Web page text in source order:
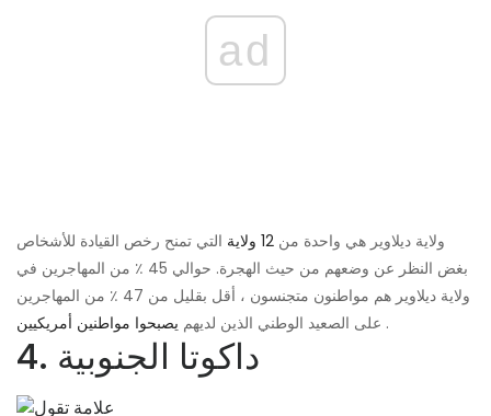
ad
ولاية ديلاوير هي واحدة من 12 ولاية
التي تمنح رخص القيادة للأشخاص
بغض النظر عن وضعهم من حيث الهجرة. حوالي 45 ٪ من المهاجرين في
ولاية ديلاوير هم مواطنون متجنسون ، أقل بقليل من 47 ٪ من المهاجرين
على الصعيد الوطني الذين لديهم يصبحوا مواطنين أمريكيين .
4. داكوتا الجنوبية